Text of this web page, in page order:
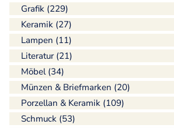
Grafik (229)
Keramik (27)
Lampen (11)
Literatur (21)
Möbel (34)
Münzen & Briefmarken (20)
Porzellan & Keramik (109)
Schmuck (53)